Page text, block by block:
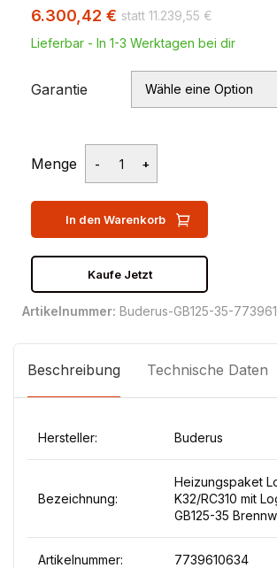
11.239,55 €
6.300,42 €
Lieferbar - In 1-3 Werktagen bei dir
Garantie
Menge
In den Warenkorb
Kaufe Jetzt
Artikelnummer: Buderus-GB125-35-
Beschreibung Technische Daten
Hersteller: Buderus
Bezeichnung:
Heizungspaket
K32/RC310 mit
GB125-35
Artikelnummer: 7739610634